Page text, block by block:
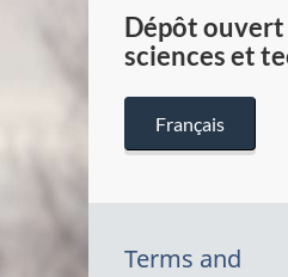
Dépôt ouvert
sciences et
Français
Terms and